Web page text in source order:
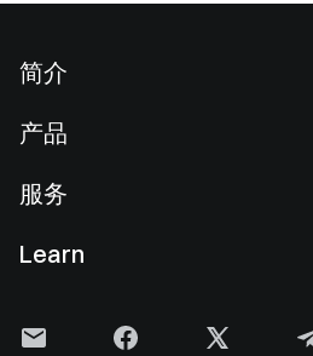
简介
新闻中心
产品
现货交易
理财中心
服务
Learn
Gate 快讯